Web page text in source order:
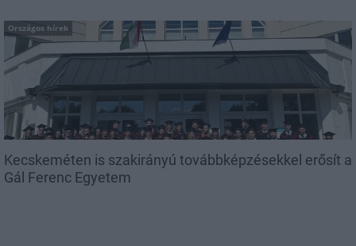
Országos hírek
Kecskeméten is szakirányú továbbképzésekkel erősít a
Gál Ferenc Egyetem